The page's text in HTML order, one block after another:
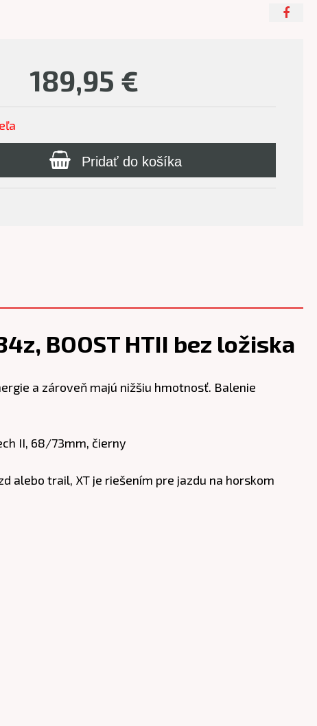
189,95 €
Pridať do košíka
BOOST HTII bez ložiska
a zároveň majú nižšiu hmotnosť. Balenie
II, 68/73mm, čierny
alebo trail, XT je riešením pre jazdu na horskom